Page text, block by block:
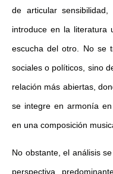
de articular sensibilidad,
introduce en la literatura
escucha del otro. No se
sociales o políticos, sino
relación más abiertas,
se integre en armonía
en una composición
No obstante, el análisis
perspectiva